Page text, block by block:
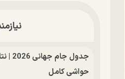
حواشی کامل